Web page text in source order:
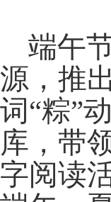
端午
源，推
词“粽”
库，带
字阅读